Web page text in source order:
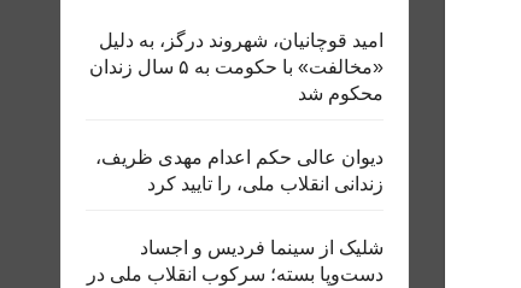
امید قوچانیان، شهروند درگز، به دلیل
«مخالفت» با حکومت به ۵ سال زندان
محکوم شد
دیوان عالی حکم اعدام مهدی ظریف،
زندانی انقلاب ملی، را تایید کرد
شلیک از سینما فردیس و اجساد
دست‌وپا بسته؛ سرکوب انقلاب ملی در